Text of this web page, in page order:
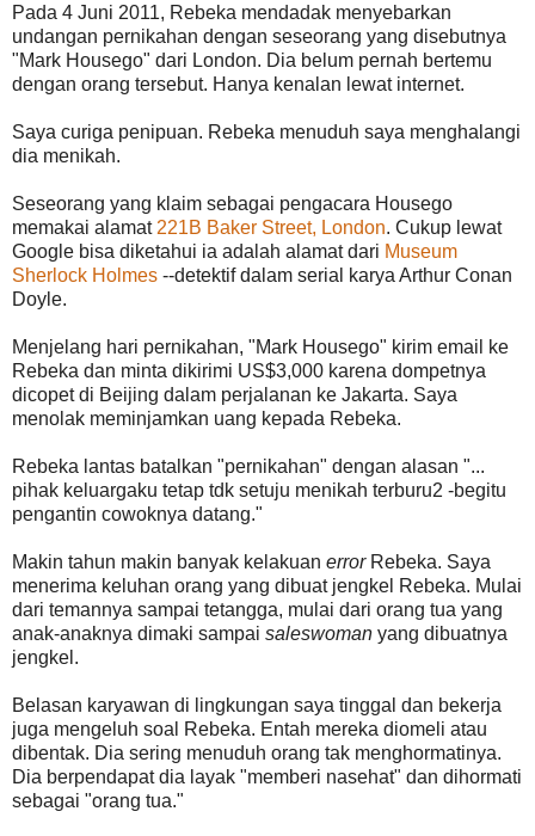
Pada 4 Juni 2011, Rebeka mendadak menyebarkan
undangan pernikahan dengan seseorang yang disebutnya
"Mark Housego" dari London. Dia belum pernah bertemu
dengan orang tersebut. Hanya kenalan lewat internet.
Saya curiga penipuan. Rebeka menuduh saya menghalangi
dia menikah.
Seseorang yang klaim sebagai pengacara Housego
memakai alamat 221B Baker Street, London. Cukup lewat
Google bisa diketahui ia adalah alamat dari Museum
Sherlock Holmes --detektif dalam serial karya Arthur Conan
Doyle.
Menjelang hari pernikahan, "Mark Housego" kirim email ke
Rebeka dan minta dikirimi US$3,000 karena dompetnya
dicopet di Beijing dalam perjalanan ke Jakarta. Saya
menolak meminjamkan uang kepada Rebeka.
Rebeka lantas batalkan "pernikahan" dengan alasan "...
pihak keluargaku tetap tdk setuju menikah terburu2 -begitu
pengantin cowoknya datang."
Makin tahun makin banyak kelakuan errorRebeka. Saya
menerima keluhan orang yang dibuat jengkel Rebeka. Mulai
dari temannya sampai tetangga, mulai dari orang tua yang
anak-anaknya dimaki sampai saleswoman yang dibuatnya
jengkel.
Belasan karyawan di lingkungan saya tinggal dan bekerja
juga mengeluh soal Rebeka. Entah mereka diomeli atau
dibentak. Dia sering menuduh orang tak menghormatinya.
Dia berpendapat dia layak "memberi nasehat" dan dihormati
sebagai "orang tua."